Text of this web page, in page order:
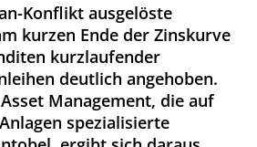
Konflikt ausgelöste
kurzen Ende der Zinskurve
kurzlaufender
deutlich angehoben.
Management, die auf
spezialisierte